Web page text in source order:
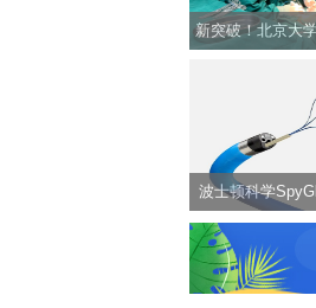
新突破！北京大
形
波士顿科学
Basket一次性使
在华获批，提供